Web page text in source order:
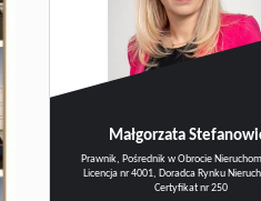
Małgorzata
Prawnik, Pośrednik w Obrocie
Licencja nr 4001, Doradca Rynku
Certyfikat nr 250